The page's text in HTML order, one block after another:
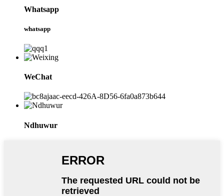
Whatsapp
whatsapp
WeChat
Ndhuwur